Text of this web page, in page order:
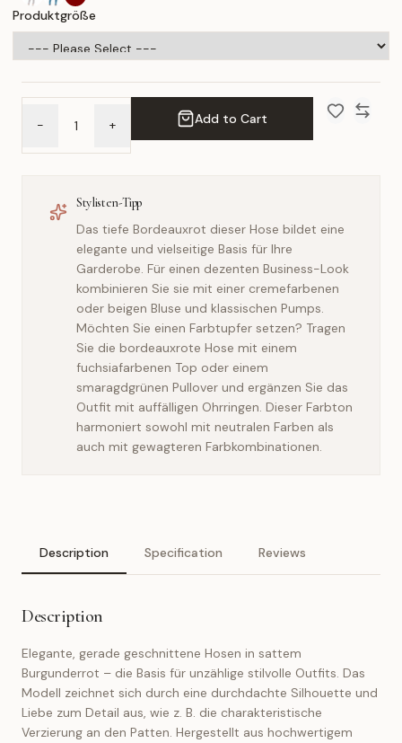
Produktgröße
- + Add to Cart
Stylisten-Tipp
Das tiefe Bordeauxrot dieser Hose bildet eine
elegante und vielseitige Basis für Ihre
Garderobe. Für einen dezenten Business-Look
kombinieren Sie sie mit einer cremefarbenen
oder beigen Bluse und klassischen Pumps.
Möchten Sie einen Farbtupfer setzen? Tragen
Sie die bordeauxrote Hose mit einem
fuchsiafarbenen Top oder einem
smaragdgrünen Pullover und ergänzen Sie das
Outfit mit auffälligen Ohrringen. Dieser Farbton
harmoniert sowohl mit neutralen Farben als
auch mit gewagteren Farbkombinationen.
Description Specification Reviews
Description
Elegante, gerade geschnittene Hosen in sattem
Burgunderrot – die Basis für unzählige stilvolle Outfits. Das
Modell zeichnet sich durch eine durchdachte Silhouette und
Liebe zum Detail aus, wie z. B. die charakteristische
Verzierung an den Patten. Hergestellt aus hochwertigem